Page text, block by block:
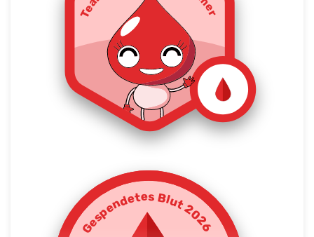
Gespendetes Blut 2026